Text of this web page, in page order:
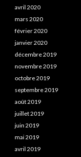
avril 2020
mars 2020
février 2020
janvier 2020
décembre 2019
novembre 2019
octobre 2019
septembre 2019
août 2019
juillet 2019
juin 2019
mai 2019
avril 2019